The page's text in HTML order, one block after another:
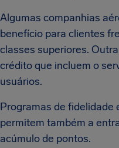
Algumas companhias
benefício para clientes
classes superiores.
crédito que incluem o
usuários.
Programas de fidelidade
permitem também a
acúmulo de pontos.